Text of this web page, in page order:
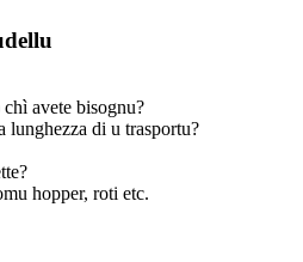
avete bisognu?
lunghezza di u trasportu?
hopper, roti etc.